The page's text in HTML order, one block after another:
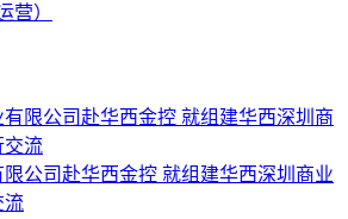
营）
公司赴华西金控 就组建华西深圳商业
流